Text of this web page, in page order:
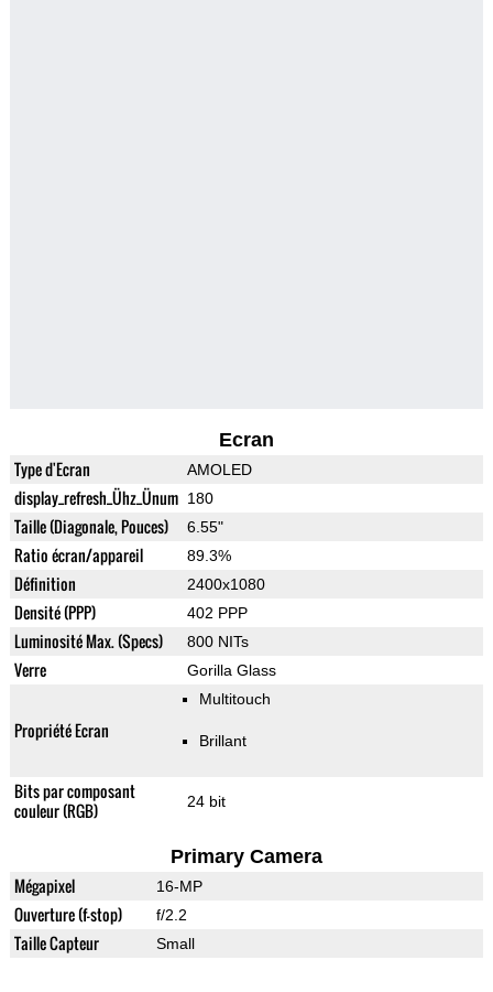
Ecran
Type d'Ecran AMOLED
display_refresh_Ühz_Ünum 180
Taille (Diagonale, Pouces) 6.55"
Ratio écran/appareil 89.3%
Définition 2400x1080
Densité (PPP) 402 PPP
Luminosité Max. (Specs) 800 NITs
Verre Gorilla Glass
Propriété Ecran
Multitouch
Brillant
Bits par composant
couleur (RGB)
24 bit
Primary Camera
Mégapixel 16-MP
Ouverture (f-stop) f/2.2
Taille Capteur Small